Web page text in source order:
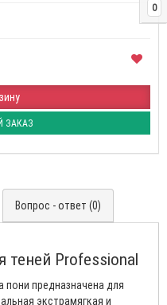
0
ЗАКАЗ
Вопрос - ответ (0)
теней Professional
пони предназначена для
экстрамягкая и